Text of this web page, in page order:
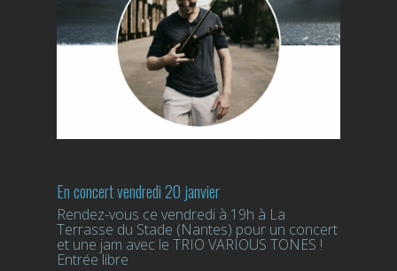
En concert vendredi 20 janvier
Rendez-vous ce vendredi à 19h à La
Terrasse du Stade (Nantes) pour un concert
et une jam avec le TRIO VARIOUS TONES !
Entrée libre